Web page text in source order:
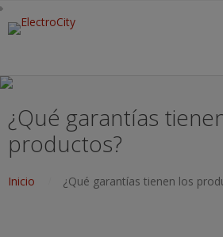
¿Qué garantías
productos?
Inicio ¿Qué garantías tienen los